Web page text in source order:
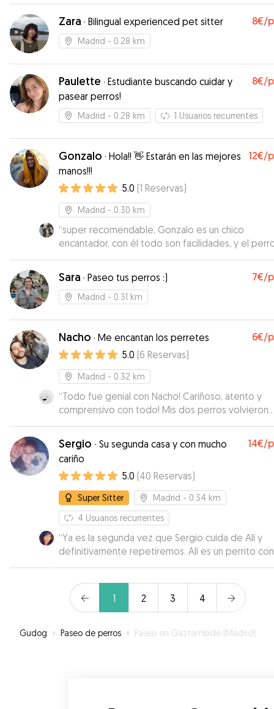
Zara · Bilingual experienced pet sitter 8€/
Madrid - 0.28 km
Paulette · Estudiante buscando cuidar y
pasear perros!
8€/
Madrid - 0.28 km 1 Usuarios recurrentes
Gonzalo · Hola!! 👋 Estarán en las mejores
manos!!!
12€/
5.0 (1 Reservas)
Madrid - 0.30 km
“super recomendable, Gonzalo es un chico
encantador, con él todo son facilidades, y el
estado de lo más feliz jugando en su compañía,
repetiremos :)
Sara · Paseo tus perros :) 7€/
Madrid - 0.31 km
Nacho · Me encantan los perretes 6€/
5.0 (6 Reservas)
Madrid - 0.32 km
“Todo fue genial con Nacho! Cariñoso, atento y
comprensivo con todo! Mis dos perros volvieron
felices. Gracias por todo, Nacho”
Sergio · Su segunda casa y con mucho
cariño
14€/
5.0 (40 Reservas)
Super Sitter Madrid - 0.34 km
4 Usuarios recurrentes
“Ya es la segunda vez que Sergio cuida de Alí y
definitivamente repetiremos. Alí es un perrito con
carácter y un poquito complicado y Sergio tiene
cariño que tiene a los perros. Estoy encantada de
poder contar con Sergio y Alí también!
1 2 3 4
Gudog » Paseo de perros » Paseo en Gaztambide (Madrid)